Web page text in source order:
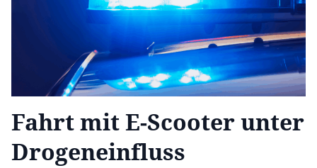
Fahrt mit E-Scooter unter
Drogeneinfluss